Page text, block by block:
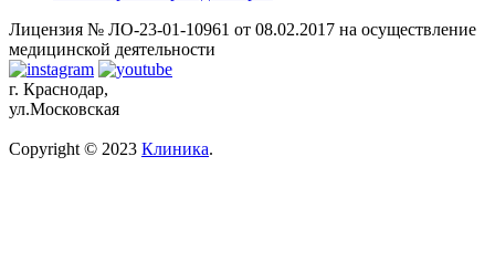
Лицензия № ЛО-23-01-10961 от 08.02.2017 на осуществление
медицинской деятельности
г. Краснодар,
ул.Московская
Copyright © 2023 Клиника.